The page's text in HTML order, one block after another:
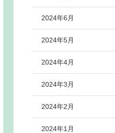
2024年6月
2024年5月
2024年4月
2024年3月
2024年2月
2024年1月